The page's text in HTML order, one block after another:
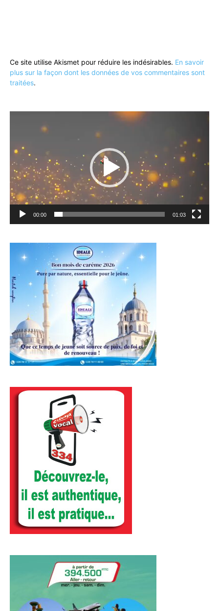
Ce site utilise Akismet pour réduire les indésirables. En savoir
plus sur la façon dont les données de vos commentaires sont
traitées.
00:00 01:03